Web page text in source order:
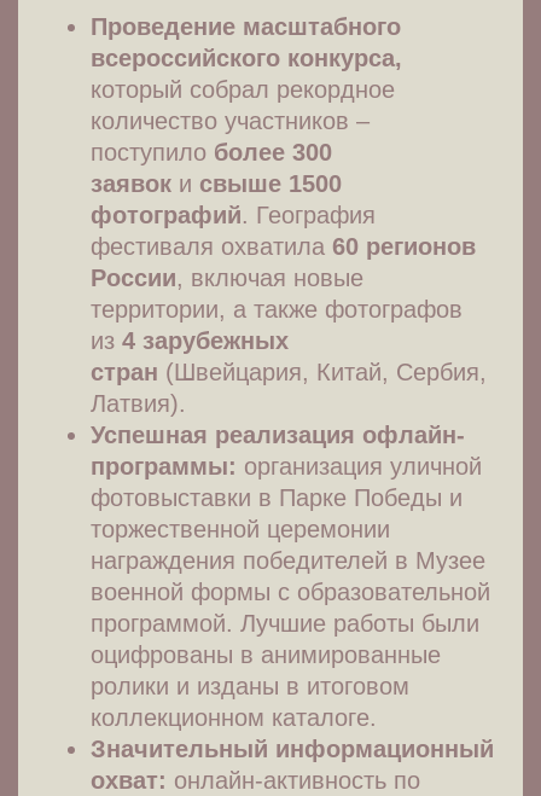
Проведение масштабного
всероссийского конкурса,
который собрал рекордное
количество участников –
поступило более 300
заявок и свыше 1500
фотографий. География
фестиваля охватила 60 регионов
России, включая новые
территории, а также фотографов
из 4 зарубежных
стран (Швейцария, Китай, Сербия,
Латвия).
Успешная реализация офлайн-
программы: организация уличной
фотовыставки в Парке Победы и
торжественной церемонии
награждения победителей в Музее
военной формы с образовательной
программой. Лучшие работы были
оцифрованы в анимированные
ролики и изданы в итоговом
коллекционном каталоге.
Значительный информационный
охват: онлайн-активность по